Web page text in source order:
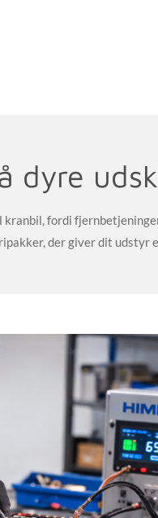
dyre
kranbil, fordi
der giver dit